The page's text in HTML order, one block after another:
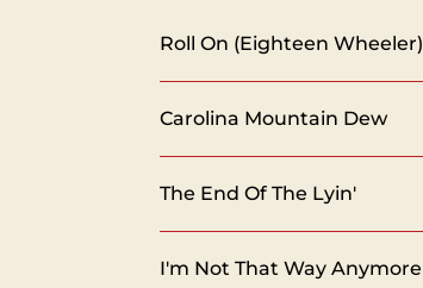
Roll On (Eighteen Wheeler)
Carolina Mountain Dew
The End Of The Lyin'
I'm Not That Way Anymore